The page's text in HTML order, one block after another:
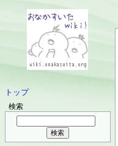
トップ
検索